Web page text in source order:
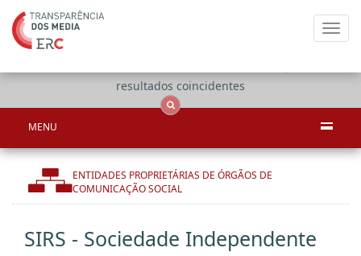
resultados coincidentes
MENU
ENTIDADES PROPRIETÁRIAS DE ÓRGÃOS DE
COMUNICAÇÃO SOCIAL
SIRS - Sociedade Independente